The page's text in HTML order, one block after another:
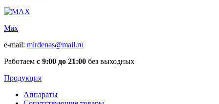
Max
e-mail: mirdenas@mail.ru
Работаем с 9:00 до 21:00 без выходных
Продукция
Аппараты